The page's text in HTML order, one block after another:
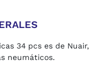
34 pcs es de Nuair,
neumáticos.